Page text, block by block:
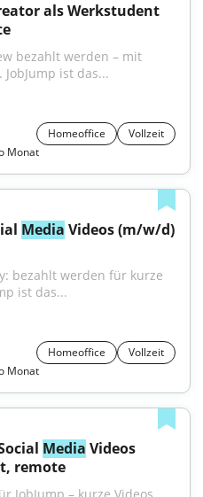
als Werkstudent
bezahlt werden – mit
JobJump ist das...
Homeoffice
Vollzeit
Monat
Media Videos (m/w/d)
bezahlt werden für kurze
ist das...
Homeoffice
Vollzeit
Monat
Media Videos
remote